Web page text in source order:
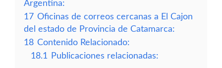
Argentina:
17 Oficinas de correos cercanas a El Cajon
del estado de Provincia de Catamarca:
18 Contenido Relacionado:
18.1
Publicaciones relacionadas: